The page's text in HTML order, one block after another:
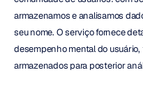
armazenamos e analisamos
seu nome. O serviço fornece
desempenho mental do
armazenados para posterior